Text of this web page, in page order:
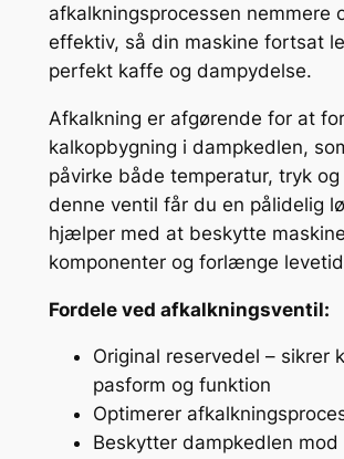
d
a
m
p
k
e
d
e
l
n
afkalkningsprocessen nemmere
effektiv, så din maskine fortsat
perfekt kaffe og dampydelse.
Afkalkning er afgørende for at
kalkopbygning i dampkedlen,
påvirke både temperatur, tryk og
denne ventil får du en pålidelig
hjælper med at beskytte
komponenter og forlænge
Fordele ved afkalkningsventil:
Original reservedel – sikrer
pasform og funktion
Optimerer
Beskytter dampkedlen mod